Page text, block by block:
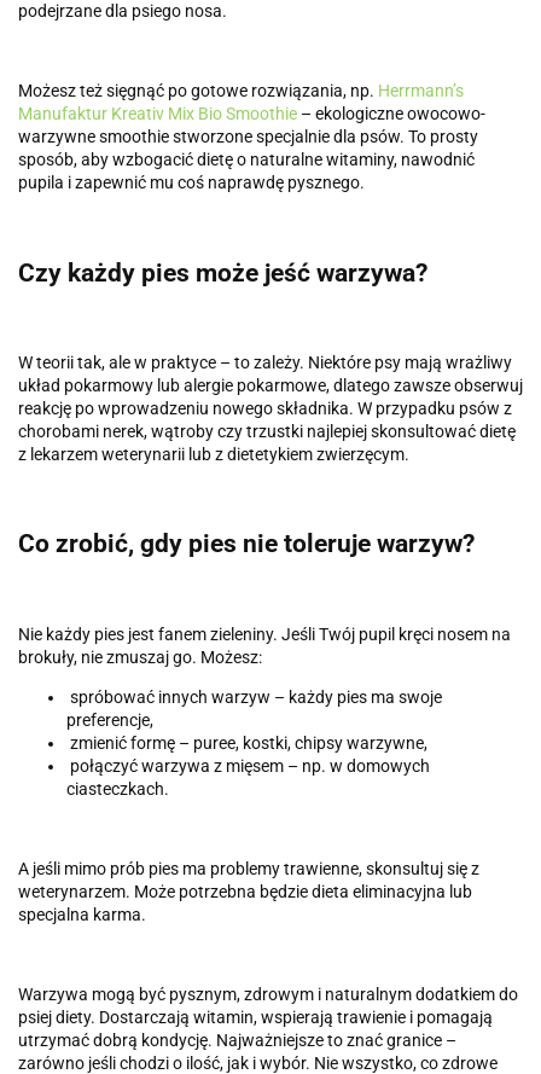
podejrzane dla psiego nosa.
Możesz też sięgnąć po gotowe rozwiązania, np. Herrmann’s
Manufaktur Kreativ Mix Bio Smoothie – ekologiczne owocowo-
warzywne smoothie stworzone specjalnie dla psów. To prosty
sposób, aby wzbogacić dietę o naturalne witaminy, nawodnić
pupila i zapewnić mu coś naprawdę pysznego.
Czy każdy pies może jeść warzywa?
W teorii tak, ale w praktyce – to zależy. Niektóre psy mają wrażliwy
układ pokarmowy lub alergie pokarmowe, dlatego zawsze obserwuj
reakcję po wprowadzeniu nowego składnika. W przypadku psów z
chorobami nerek, wątroby czy trzustki najlepiej skonsultować dietę
z lekarzem weterynarii lub z dietetykiem zwierzęcym.
Co zrobić, gdy pies nie toleruje warzyw?
Nie każdy pies jest fanem zieleniny. Jeśli Twój pupil kręci nosem na
brokuły, nie zmuszaj go. Możesz:
spróbować innych warzyw – każdy pies ma swoje
preferencje,
zmienić formę – puree, kostki, chipsy warzywne,
połączyć warzywa z mięsem – np. w domowych
ciasteczkach.
A jeśli mimo prób pies ma problemy trawienne, skonsultuj się z
weterynarzem. Może potrzebna będzie dieta eliminacyjna lub
specjalna karma.
Warzywa mogą być pysznym, zdrowym i naturalnym dodatkiem do
psiej diety. Dostarczają witamin, wspierają trawienie i pomagają
utrzymać dobrą kondycję. Najważniejsze to znać granice –
zarówno jeśli chodzi o ilość, jak i wybór. Nie wszystko, co zdrowe